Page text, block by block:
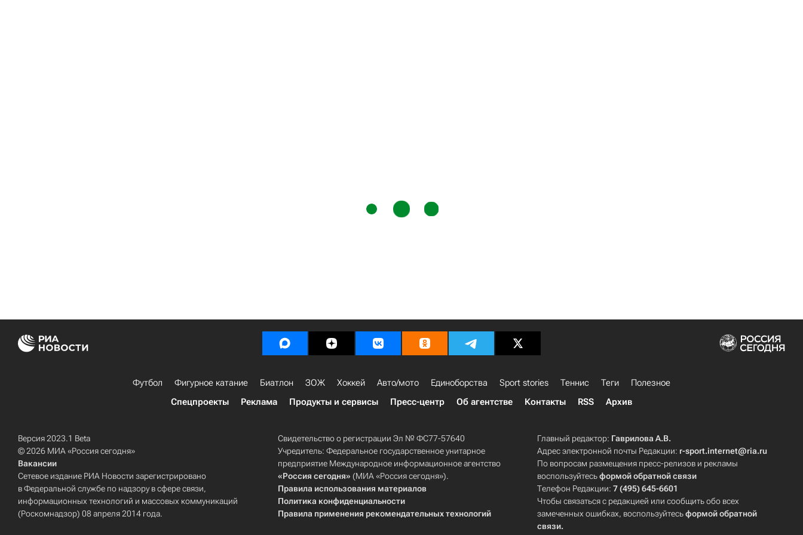
Футбол Фигурное катание Биатлон ЗОЖ Хоккей Авто/мото Единоборства Sport stories Теннис Теги
Полезное
Спецпроекты
Реклама Продукты и сервисы Пресс-центр Об агентстве Контакты RSS Архив
Версия 2023.1 Beta
© 2026 МИА «Россия сегодня»
Вакансии
Сетевое издание РИА Новости зарегистрировано
в Федеральной службе по надзору в сфере связи,
информационных технологий и массовых коммуникаций
(Роскомнадзор) 08 апреля 2014 года.
Свидетельство о регистрации Эл № ФС77-57640
Учредитель: Федеральное государственное унитарное
предприятие Международное информационное агентство
«Россия сегодня» (МИА «Россия сегодня»).
Правила использования материалов
Политика конфиденциальности
Правила применения рекомендательных технологий
Главный редактор: Гаврилова А.В.
Адрес электронной почты Редакции: r-sport.internet@ria.ru
По вопросам размещения пресс-релизов и рекламы
воспользуйтесьформой обратной связи
Телефон Редакции:7 (495) 645-6601
Чтобы связаться с редакцией или сообщить обо всех
замеченных ошибках, воспользуйтесьформой обратной
связи.